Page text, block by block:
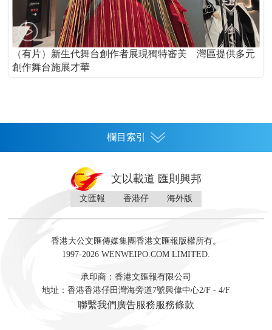
（有片）新生代舞台創作者展現獨特審美 灣區提供多元
創作舞台施展才華
欄目索引
灣區人
財經 地產 投資 財評 數字經濟
訪談 直播 經湋論
藝術 文學
文以載道 匯則興邦
文匯報 香港仔 海外版
香港大公文匯傳媒集團香港文匯報版權所有。
1997-2026 WENWEIPO.COM LIMITED.
承印商：香港文匯報有限公司
地址：香港香港仔田灣海旁道7號興偉中心2/F - 4/F
聯繫我們 廣告服務服務條款